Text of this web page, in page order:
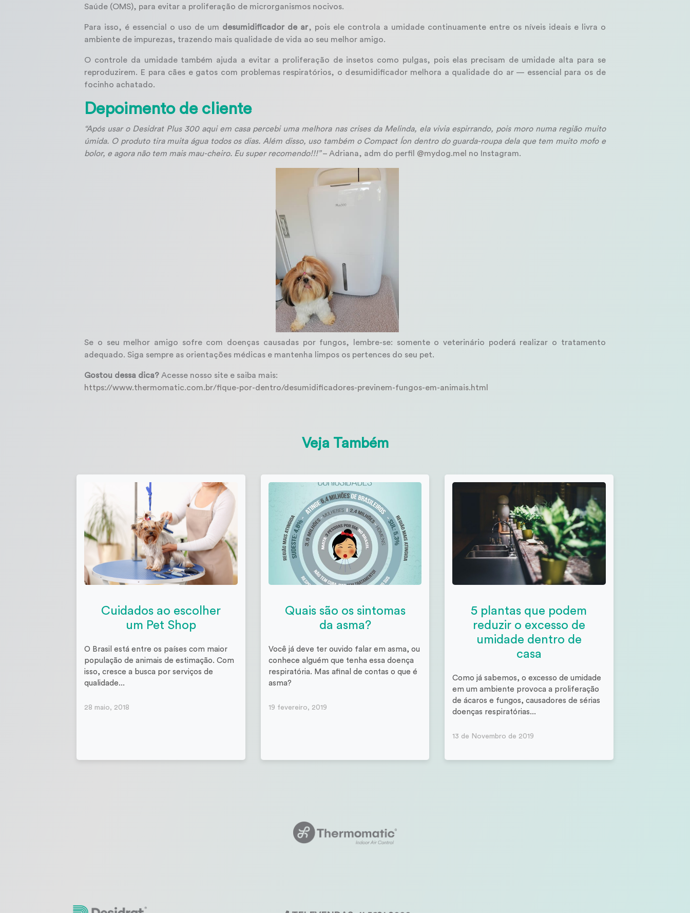
Saúde (OMS), para evitar a proliferação de microrganismos nocivos.
Para isso, é essencial o uso de um desumidificador de ar, pois ele controla a umidade continuamente entre os níveis ideais e livra o
ambiente de impurezas, trazendo mais qualidade de vida ao seu melhor amigo.
O controle da umidade também ajuda a evitar a proliferação de insetos como pulgas, pois elas precisam de umidade alta para se
reproduzirem. E para cães e gatos com problemas respiratórios, o desumidificador melhora a qualidade do ar — essencial para os de
focinho achatado.
Depoimento de cliente
“Após usar o Desidrat Plus 300 aqui em casa percebi uma melhora nas crises da Melinda, ela vivia espirrando, pois moro numa região muito
úmida. O produto tira muita água todos os dias. Além disso, uso também o Compact Íon dentro do guarda-roupa dela que tem muito mofo e
bolor, e agora não tem mais mau-cheiro. Eu super recomendo!!!”– Adriana, adm do perfil @mydog.mel no Instagram.
Se o seu melhor amigo sofre com doenças causadas por fungos, lembre-se: somente o veterinário poderá realizar o tratamento
adequado. Siga sempre as orientações médicas e mantenha limpos os pertences do seu pet.
Gostou dessa dica? Acesse nosso site e saiba mais:
https://www.thermomatic.com.br/fique-por-dentro/desumidificadores-previnem-fungos-em-animais.html
Veja Também
Cuidados ao escolher
um Pet Shop
O Brasil está entre os países com maior
população de animais de estimação. Com
isso, cresce a busca por serviços de
qualidade...
28 maio, 2018
Quais são os sintomas
da asma?
Você já deve ter ouvido falar em asma, ou
conhece alguém que tenha essa doença
respiratória. Mas afinal de contas o que é
asma?
19 fevereiro, 2019
5 plantas que podem
reduzir o excesso de
umidade dentro de
casa
Como já sabemos, o excesso de umidade
em um ambiente provoca a proliferação
de ácaros e fungos, causadores de sérias
doenças respiratórias...
13 de Novembro de 2019